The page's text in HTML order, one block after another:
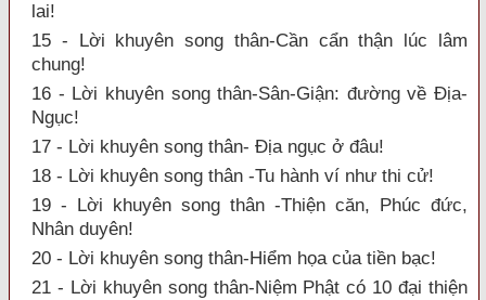
lai!
15 - Lời khuyên song thân-Cần cẩn thận lúc lâm
chung!
16 - Lời khuyên song thân-Sân-Giận: đường về Địa-
Ngục!
17 - Lời khuyên song thân- Địa ngục ở đâu!
18 - Lời khuyên song thân -Tu hành ví như thi cử!
19 - Lời khuyên song thân -Thiện căn, Phúc đức,
Nhân duyên!
20 - Lời khuyên song thân-Hiểm họa của tiền bạc!
21 - Lời khuyên song thân-Niệm Phật có 10 đại thiện